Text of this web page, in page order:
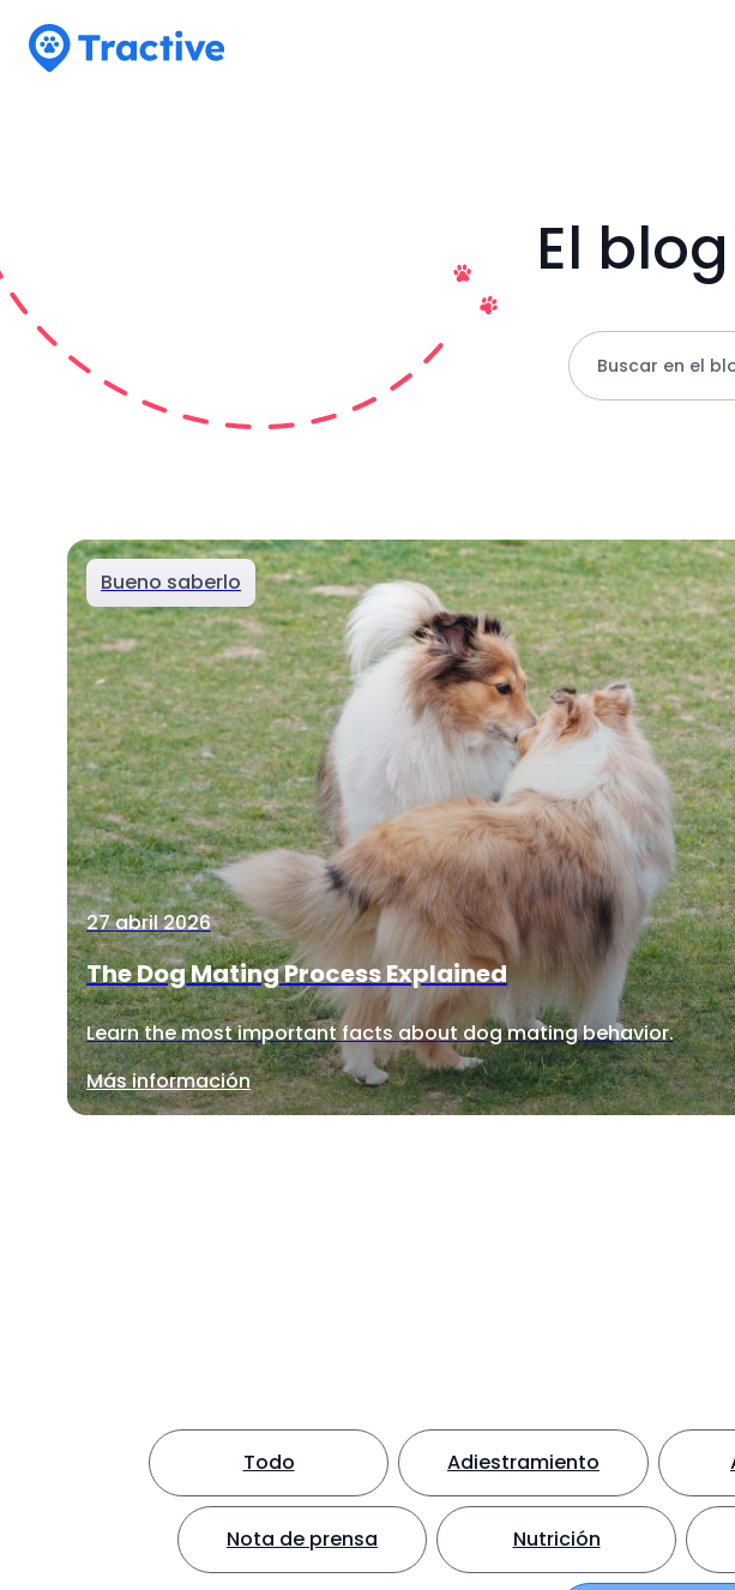
El
Buscar en el
Bueno saberlo
27 abril 2026
The Dog Mating Process Explained
Learn the most important facts about dog mating behavior.
Más información
Todo Adiestramiento
Nota de prensa Nutrición